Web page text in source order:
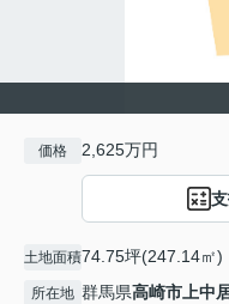
価格 2,625万円
土地面積74.75坪(247.14㎡)
所在地 群馬県高崎市 上中